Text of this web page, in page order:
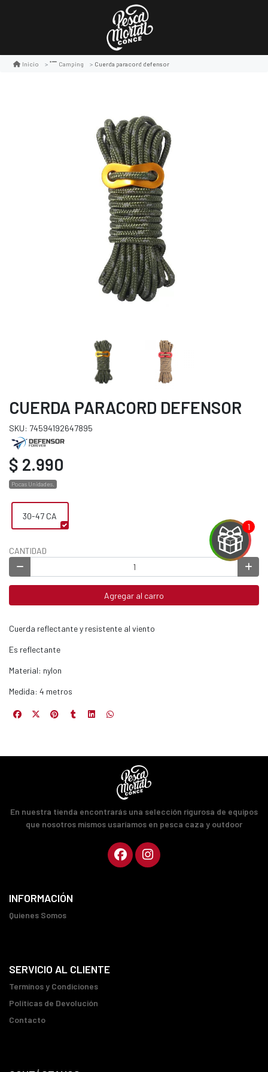
correo y
premios
Inicio Camping Cuerda paracord defensor
CUERDA PARACORD DEFENSOR
SKU: 74594192647895
$ 2.990
Pocas Unidades.
30-47 CA
CANTIDAD
Agregar al carro
Cuerda reflectante y resistente al viento
Es reflectante
Material: nylon
Medida: 4 metros
En nuestra tienda encontrarás una selección rigurosa de equipos
que nosotros mismos usaríamos en pesca caza y outdoor
INFORMACIÓN
Quienes Somos
SERVICIO AL CLIENTE
Terminos y Condiciones
Políticas de Devolución
Contacto